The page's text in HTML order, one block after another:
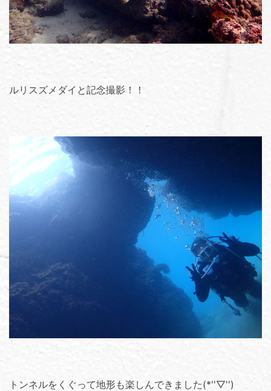
ルリスズメダイと記念撮影！！
トンネルをくぐって地形も楽しんできました(*''▽'')